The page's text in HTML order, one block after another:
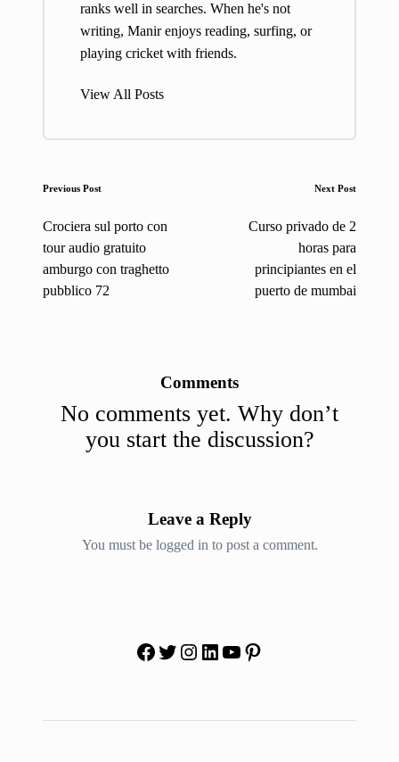
ranks well in searches. When he's not
writing, Manir enjoys reading, surfing, or
playing cricket with friends.
View All Posts
Post
navigation
Previous Post
Crociera sul porto con
tour audio gratuito
amburgo con traghetto
pubblico 72
Next Post
Curso privado de 2
horas para
principiantes en el
puerto de mumbai
Comments
No comments yet. Why don’t
you start the discussion?
Leave a Reply
You must be logged in to post a comment.
Facebook
Twitter
Instagram
LinkedIn
YouTube
Pinterest